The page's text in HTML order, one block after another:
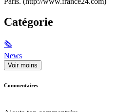
Catégorie
🗞
News
Voir moins
Commentaires